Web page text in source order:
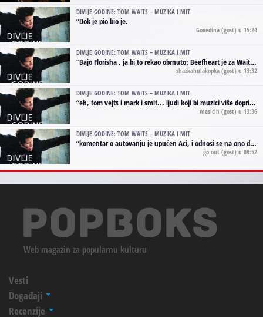
DIVLJE GODINE: TOM WAITS – MUZIKA I MIT
“Dok je pio bio je.
Govedina (gost) u 15:24
DIVLJE GODINE: TOM WAITS – MUZIKA I MIT
“Bajo Florisha , ja bi to rekao obrnuto: Beefheart je za Waitsa, isto sto i Hendrix za Lenny Kravitza
shazkahulakopka (gost) u 13:32
DIVLJE GODINE: TOM WAITS – MUZIKA I MIT
“eh, tom vejts i mark i smit... ljudi koji bi muzici više doprineli da su radili kao vozači tramvaja u gsp-u.
maslcih (gost) u 13:36
DIVLJE GODINE: TOM WAITS – MUZIKA I MIT
“komentar o autovanju je upućen Aci, i odnosi se na ono drugo autovanje...'senzualnost Waitsa' ;)
go out (gost) u 09:52
Web magazin za popularnu kulturu
Vesti
Događaji
Recenzije